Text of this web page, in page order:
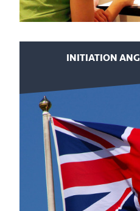
INITIATION